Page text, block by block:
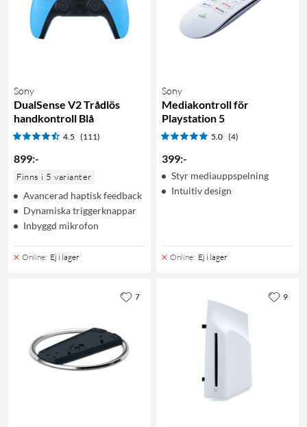
Sony
DualSense V2 Trådlös
handkontroll Blå
4.5 (111)
899:-
Finns i 5 varianter
Avancerad haptisk feedback
Dynamiska triggerknappar
Inbyggd mikrofon
Online: Ej i lager
Sony
Mediakontroll för
Playstation 5
5.0 (4)
399:-
Styr mediauppspelning
Intuitiv design
Online: Ej i lager
7 9